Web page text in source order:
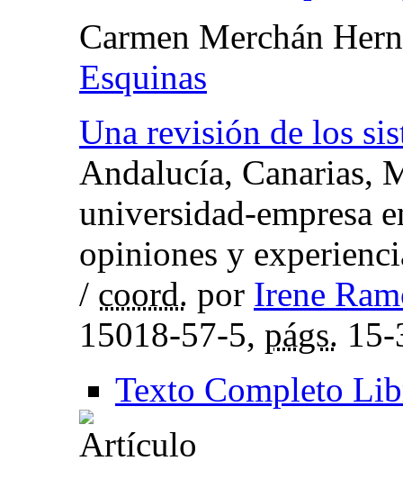
Carmen Merchán
Esquinas
Una revisión de los
Andalucía, Canarias,
universidad-empresa
opiniones y
/ coord. por Irene
15018-57-5, págs.
Texto Completo